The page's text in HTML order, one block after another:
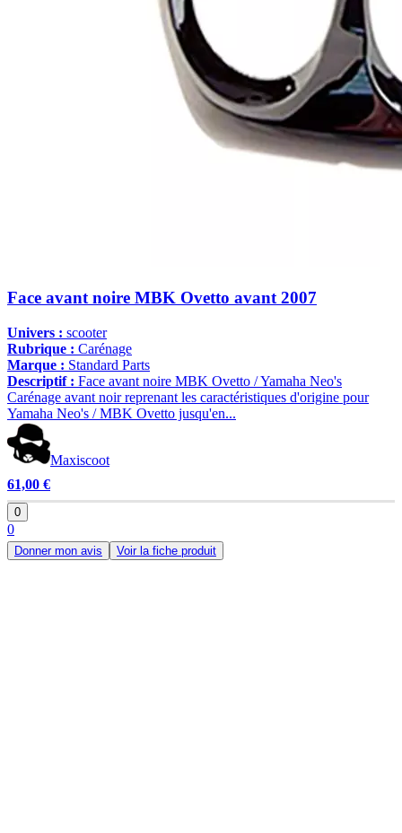
Face avant noire MBK Ovetto avant 2007
Univers : scooter
Rubrique : Carénage
Marque : Standard Parts
Descriptif : Face avant noire MBK Ovetto / Yamaha Neo's
Carénage avant noir reprenant les caractéristiques d'origine pour
Yamaha Neo's / MBK Ovetto jusqu'en...
Maxiscoot
61,00 €
0
0
Donner mon avis Voir la fiche produit